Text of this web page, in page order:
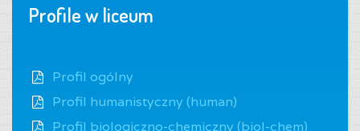
Profile w liceum
Profil ogólny
Profil humanistyczny (human)
Profil biologiczno-chemiczny (biol-chem)